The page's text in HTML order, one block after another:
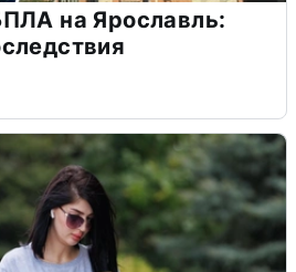
на Ярославль: